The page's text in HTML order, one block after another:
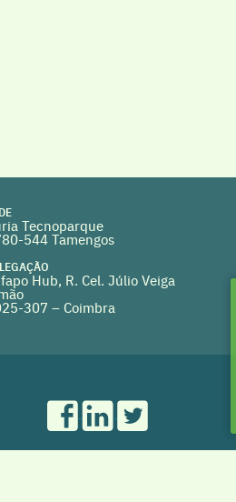
Tecnoparque
544 Tamengos
Hub, R. Cel. Júlio Veiga
307 – Coimbra